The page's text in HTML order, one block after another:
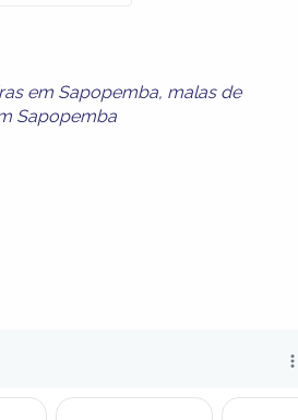
em Sapopemba, malas de
Sapopemba